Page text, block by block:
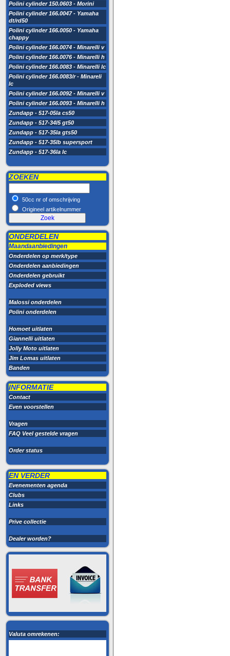
Polini cylinder 150.0603 - Morini
Polini cylinder 166.0047 - Yamaha
dt/rd50
Polini cylinder 166.0050 - Yamaha
chappy
Polini cylinder 166.0074 - Minarelli v
Polini cylinder 166.0076 - Minarelli h
Polini cylinder 166.0083 - Minarelli lc
Polini cylinder 166.0083/r - Minareli
lc
Polini cylinder 166.0092 - Minarelli v
Polini cylinder 166.0093 - Minarelli h
Zundapp - 517-05la cs50
Zundapp - 517-34l5 gt50
Zundapp - 517-35la gts50
Zundapp - 517-35lb supersport
Zundapp - 517-36la lc
ZOEKEN
50cc nr of omschrijving
Origineel artikelnummer
ONDERDELEN
Maandaanbiedingen
Onderdelen op merk/type
Onderdelen aanbiedingen
Onderdelen gebruikt
Exploded views
Malossi onderdelen
Polini onderdelen
Homoet uitlaten
Giannelli uitlaten
Jolly Moto uitlaten
Jim Lomas uitlaten
Banden
INFORMATIE
Contact
Even voorstellen
Vragen
FAQ Veel gestelde vragen
Order status
EN VERDER
Evenementen agenda
Clubs
Links
Prive collectie
Dealer worden?
Valuta omrekenen: